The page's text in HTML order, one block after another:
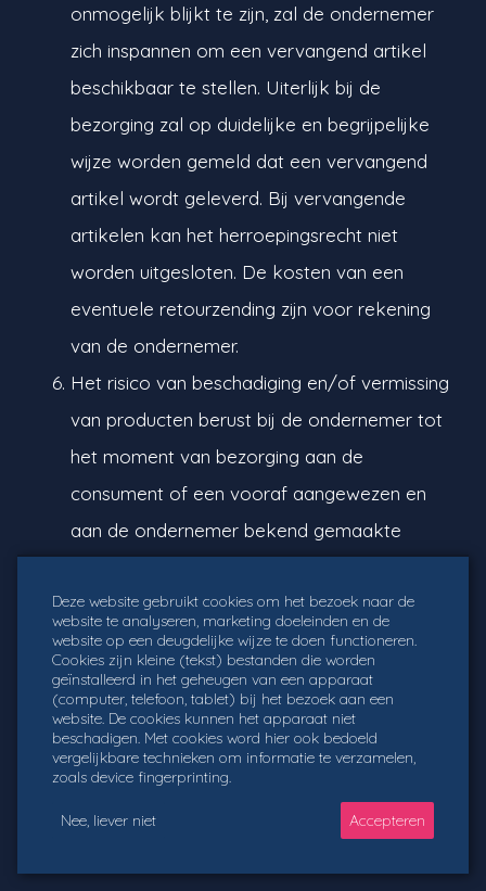
onmogelijk blijkt te zijn, zal de ondernemer
zich inspannen om een vervangend artikel
beschikbaar te stellen. Uiterlijk bij de
bezorging zal op duidelijke en begrijpelijke
wijze worden gemeld dat een vervangend
artikel wordt geleverd. Bij vervangende
artikelen kan het herroepingsrecht niet
worden uitgesloten. De kosten van een
eventuele retourzending zijn voor rekening
van de ondernemer.
Het risico van beschadiging en/of vermissing
van producten berust bij de ondernemer tot
het moment van bezorging aan de
consument of een vooraf aangewezen en
aan de ondernemer bekend gemaakte
is overeengekomen.
ARTIKEL 12 - BETALING
Voorzover niet anders is overeengekomen,
dienen de door de consument verschuldigde
bedragen te worden voldaan binnen 14 dagen
Deze website gebruikt cookies om het bezoek naar de
website te analyseren, marketing doeleinden en de
website op een deugdelijke wijze te doen functioneren.
Cookies zijn kleine (tekst) bestanden die worden
geïnstalleerd in het geheugen van een apparaat
(computer, telefoon, tablet) bij het bezoek aan een
website. De cookies kunnen het apparaat niet
beschadigen. Met cookies word hier ook bedoeld
vergelijkbare technieken om informatie te verzamelen,
zoals device fingerprinting.
Nee, liever niet Accepteren
Stuur een appje